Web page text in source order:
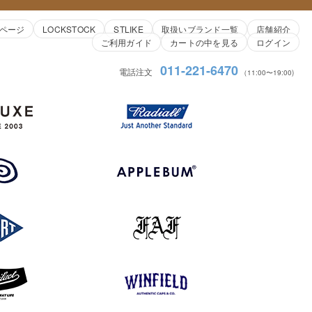
ージ LOCKSTOCK STLIKE 取扱いブランド一覧
店舗紹介
ご利用ガイド
カートの中を見る ログイン
電話注文 011-221-6470 （11:00〜19:00)